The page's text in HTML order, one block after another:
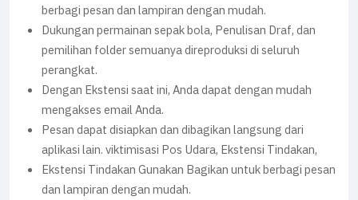
berbagi pesan dan lampiran dengan mudah.
Dukungan permainan sepak bola, Penulisan Draf, dan
pemilihan folder semuanya direproduksi di seluruh
perangkat.
Dengan Ekstensi saat ini, Anda dapat dengan mudah
mengakses email Anda.
Pesan dapat disiapkan dan dibagikan langsung dari
aplikasi lain. viktimisasi Pos Udara, Ekstensi Tindakan,
Ekstensi Tindakan Gunakan Bagikan untuk berbagi pesan
dan lampiran dengan mudah.